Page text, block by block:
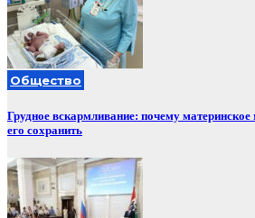
Общество
Грудное вскармливание: почему
его сохранить